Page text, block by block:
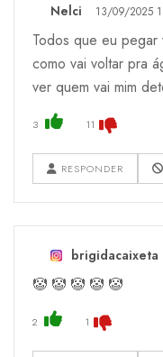
Nelci 13/09/2025
Todos que eu
como vai voltar pra
ver quem vai mim
3 11
RESPONDER
brigidacaixeta
🤡 🤡 🤡 🤡 🤡
2 1